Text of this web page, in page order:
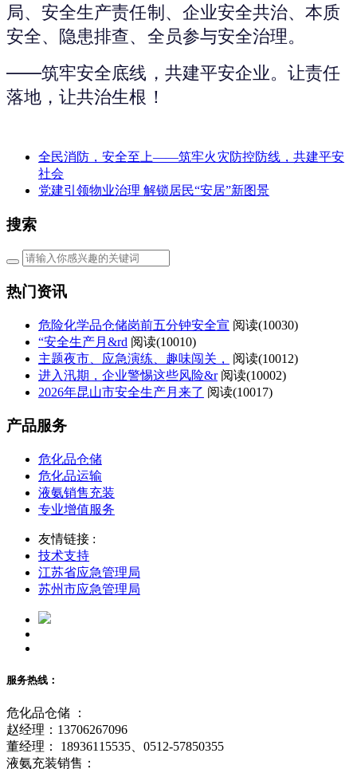
局、安全生产责任制、企业安全共治、本质
安全、隐患排查、全员参与安全治理。
——筑牢安全底线，共建平安企业。让责任
落地，让共治生根！
全民消防，安全至上——筑牢火灾防控防线，共建平安
社会
党建引领物业治理 解锁居民“安居”新图景
搜索
热门资讯
危险化学品仓储岗前五分钟安全宣 阅读(10030)
“安全生产月&rd 阅读(10010)
主题夜市、应急演练、趣味闯关，
阅读(10012)
进入汛期，企业警惕这些风险&r 阅读(10002)
2026年昆山市安全生产月来了 阅读(10017)
产品服务
危化品仓储
危化品运输
液氨销售充装
专业增值服务
友情链接 :
技术支持
江苏省应急管理局
苏州市应急管理局
服务热线：
危化品仓储 ：
赵经理：13706267096
董经理： 18936115535、0512-57850355
液氨充装销售：